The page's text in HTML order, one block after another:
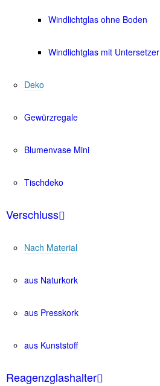
Windlichtglas ohne Boden
Windlichtglas mit Untersetzer
Deko
Gewürzregale
Blumenvase Mini
Tischdeko
Verschluss
Nach Material
aus Naturkork
aus Presskork
aus Kunststoff
Reagenzglashalter